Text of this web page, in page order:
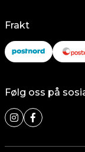
Frakt
Følg oss på